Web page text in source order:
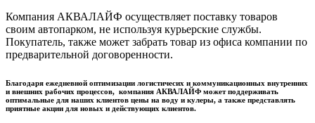
Компания АКВАЛАЙФ осуществляет поставку товаров
своим автопарком, не используя курьерские службы.
Покупатель, также может забрать товар из офиса компании по
предварительной договоренности.
Благодаря ежедневной оптимизации логистичесих и коммуникационных внутренних
и внешних рабочих процессов, компания АКВАЛАЙФ может поддерживать
оптимальные для наших клиентов цены на воду и кулеры, а также представлять
приятные акции для новых и действующих клиентов.